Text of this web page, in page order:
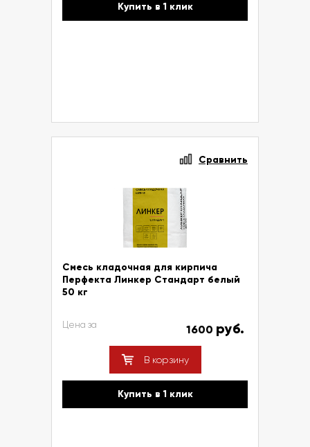
Купить в 1 клик
Сравнить
Смесь кладочная для кирпича
Перфекта Линкер Стандарт белый
50 кг
Цена за 1600 руб.
В корзину
Купить в 1 клик